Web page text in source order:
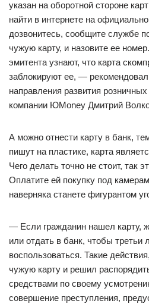
указан на оборотной стороне
найти в интернете на
дозвонитесь, сообщите службе
чужую карту, и назовите ее
эмитента узнают, что карта
заблокируют ее, —
направления развития
компании ЮMoney Дмитрий
А можно отнести карту в банк,
пишут на пластике, карта
Чего делать точно не стоит, так
Оплатите ей покупку под
наверняка станете фигурантом
— Если гражданин нашел карту,
или отдать в банк, чтобы третьи
воспользоваться. Такие
чужую карту и решил
средствами по своему
совершение преступления,